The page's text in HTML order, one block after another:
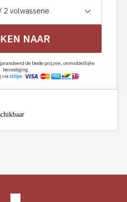
2 volwassene
NAAR
de beste prijzen, onmiddellijke
bevestiging
via